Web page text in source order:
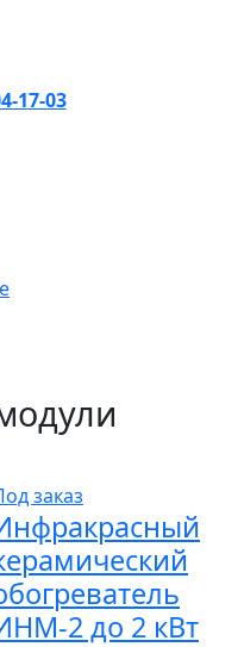
17-03
заказ
2 до 2 кВт